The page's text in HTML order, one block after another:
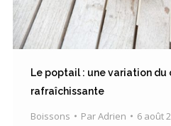
Le poptail : une variation du
rafraîchissante
Boissons ParAdrien 6 août